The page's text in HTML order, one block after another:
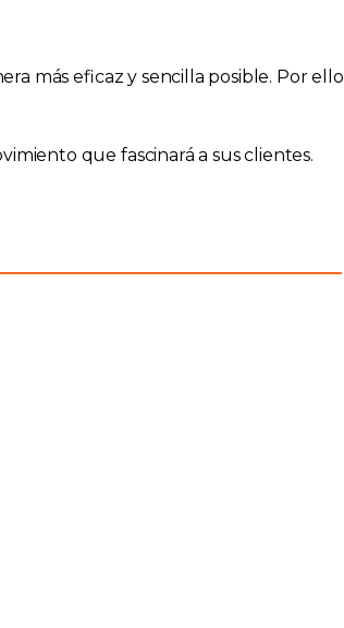
más eficaz y sencilla posible. Por ello
que fascinará a sus clientes.